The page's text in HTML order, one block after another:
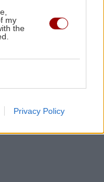
my
the
Privacy Policy
22:25
της
διέλυσε 3-0
αερομαχία